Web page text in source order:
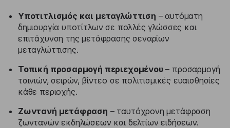
Υποτιτλισμός και μεταγλώττιση – αυτόματη
δημιουργία υποτίτλων σε πολλές γλώσσες και
επιτάχυνση της μετάφρασης σεναρίων
μεταγλώττισης.
Τοπική προσαρμογή περιεχομένου– προσαρμογή
ταινιών, σειρών, βίντεο σε πολιτισμικές ευαισθησίες
κάθε περιοχής.
Ζωντανή μετάφραση – ταυτόχρονη μετάφραση
ζωντανών εκδηλώσεων και δελτίων ειδήσεων.